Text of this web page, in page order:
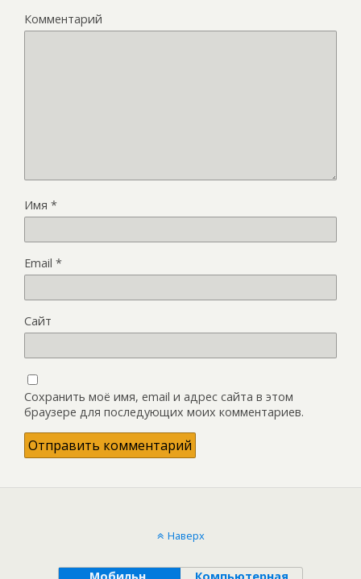
Комментарий
Имя *
Email *
Сайт
Сохранить моё имя, email и адрес сайта в этом
браузере для последующих моих комментариев.
Наверх